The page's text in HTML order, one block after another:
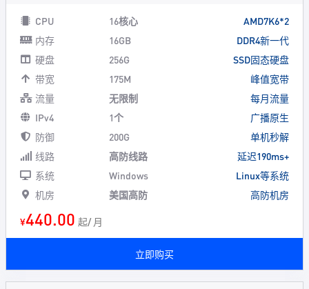
CPU 16核心
AMD7K6*2
内存
16GB
DDR4新一代
硬盘
256G
SSD固态硬盘
带宽
175M
峰值宽带
流量
无限制
每月流量
IPv4
1个
广播原生
防御
200G
单机秒解
线路
高防线路
延迟190ms+
系统
Windows
Linux等系统
机房
美国高防 高防机房
¥440.00 起/ 月
立即购买